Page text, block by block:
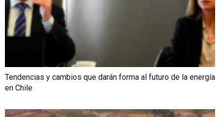
Tendencias y cambios que darán forma al futuro de la energía
en Chile